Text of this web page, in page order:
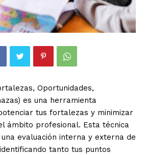
Oportunidades,
es una herramienta
tus fortalezas y minimizar
ámbito profesional. Esta técnica
evaluación interna y externa de
tanto tus puntos